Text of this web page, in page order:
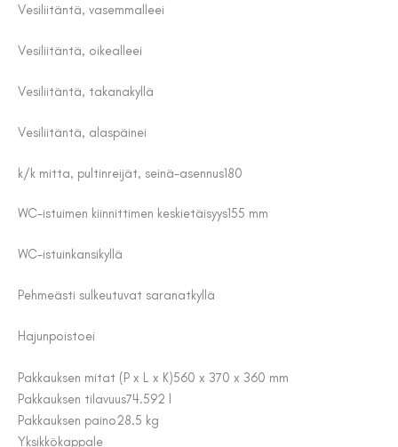
Vesiliitäntä, vasemmalleei
Vesiliitäntä, oikealleei
Vesiliitäntä, takanakyllä
Vesiliitäntä, alaspäinei
k/k mitta, pultinreijät, seinä-asennus180
WC-istuimen kiinnittimen keskietäisyys155 mm
WC-istuinkansikyllä
Pehmeästi sulkeutuvat saranatkyllä
Hajunpoistoei
Pakkauksen mitat (P x L x K)560 x 370 x 360 mm
Pakkauksen tilavuus74.592 l
Pakkauksen paino28.5 kg
Yksikkökappale